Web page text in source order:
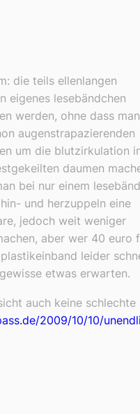
die teils ellenlangen
eigenes lesebändchen
werden, ohne dass man
augenstrapazierenden
um die blutzirkulation
daumen
bei nur einem
und herzuppeln eine
jedoch weit weniger
aber wer 40 euro
leider
etwas erwarten.
auch keine schlechte
2009/10/10/